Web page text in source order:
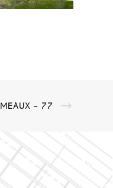
MEAUX – 77